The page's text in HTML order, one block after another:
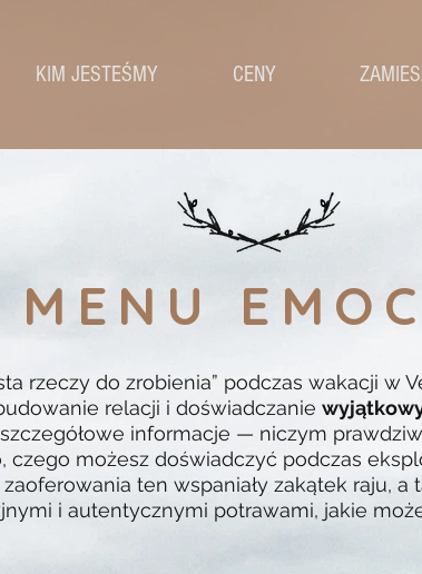
KIM JESTEŚMY CENY
MENU
rzeczy do zrobienia” podczas wakacji w
relacji i doświadczanie
informacje — niczym
czego możesz doświadczyć podczas
ten wspaniały zakątek raju,
i autentycznymi potrawami, jakie